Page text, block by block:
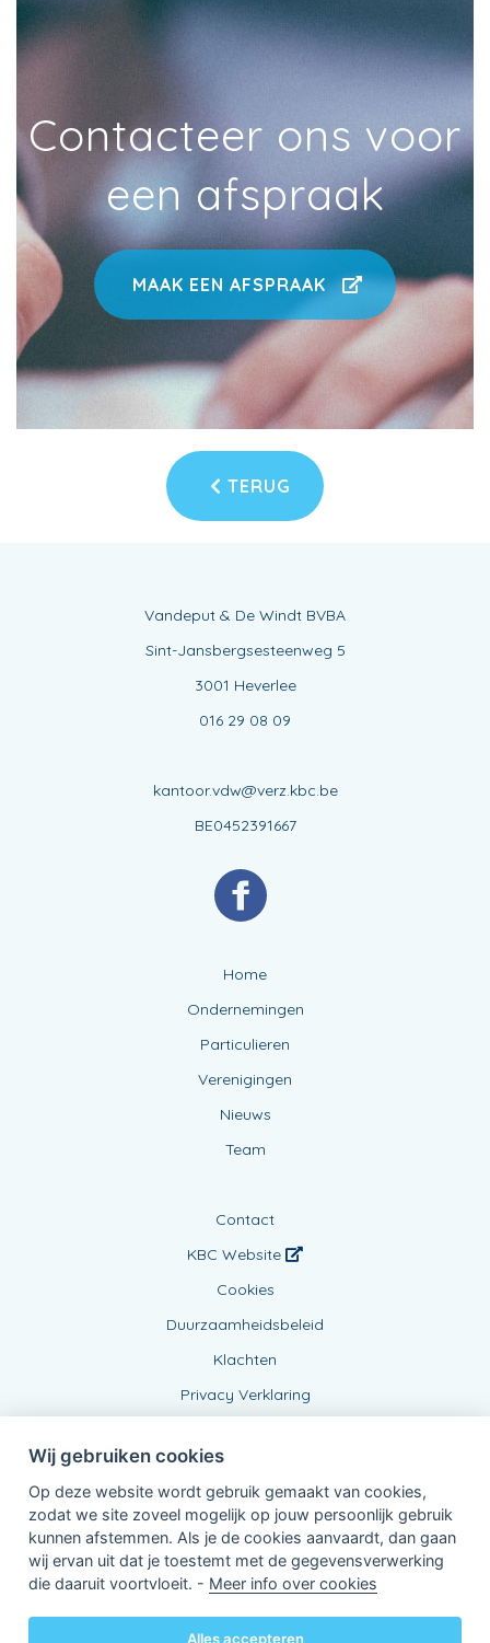
Contacteer ons voor
een afspraak
MAAK EEN AFSPRAAK
TERUG
Vandeput & De Windt BVBA
Sint-Jansbergsesteenweg 5
3001 Heverlee
016 29 08 09
kantoor.vdw@verz.kbc.be
BE0452391667
Home
Ondernemingen
Particulieren
Verenigingen
Nieuws
Team
Contact
KBC Website
Cookies
Duurzaamheidsbeleid
Klachten
Privacy Verklaring
Verbonden Agent, BE0452391667
van KBC Verzekeringen nv
3000 Leuven - Belgie
Wij gebruiken cookies
Op deze website wordt gebruik gemaakt van cookies,
zodat we site zoveel mogelijk op jouw persoonlijk gebruik
kunnen afstemmen. Als je de cookies aanvaardt, dan gaan
wij ervan uit dat je toestemt met de gegevensverwerking
die daaruit voortvloeit. - Meer info over cookies
Alles accepteren